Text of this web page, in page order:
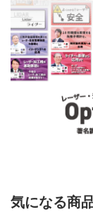
気になる商